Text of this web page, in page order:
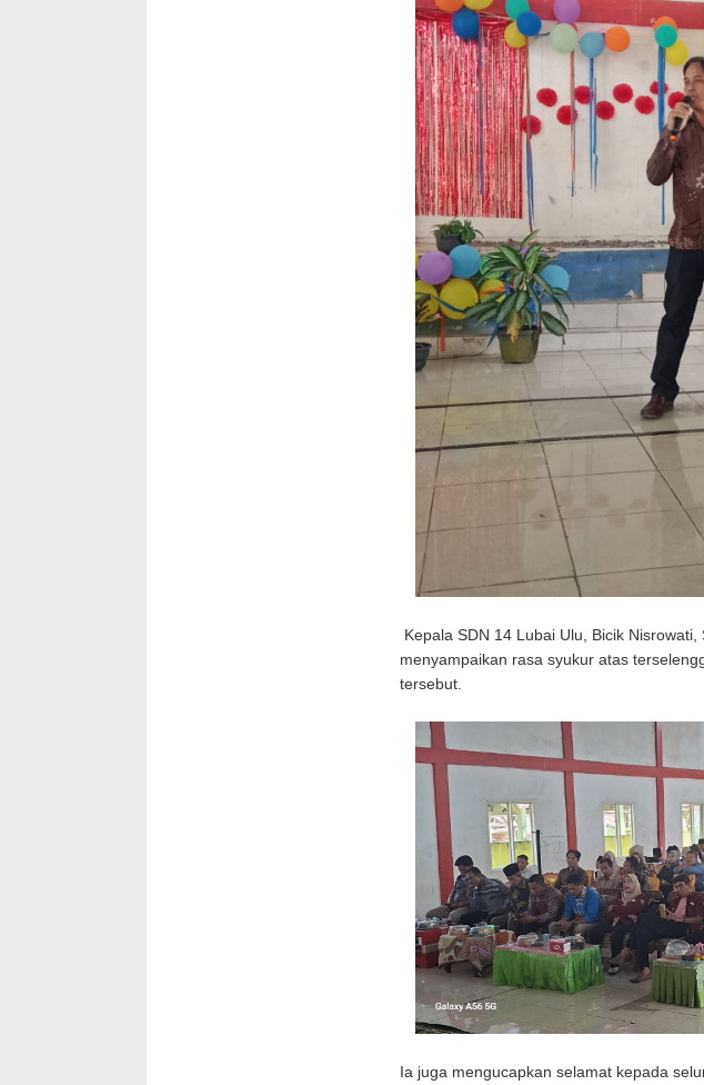
Kepala SDN 14 Lubai Ulu, Bicik
menyampaikan rasa syukur atas
tersebut.
Ia juga mengucapkan selamat kepada